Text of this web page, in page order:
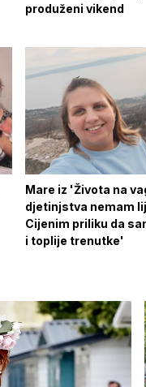
produženi vikend
Mare iz 'Života na
djetinjstva nemam
Cijenim priliku da
i toplije trenutke'